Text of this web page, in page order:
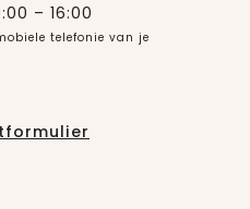
– 16:00
telefonie van je